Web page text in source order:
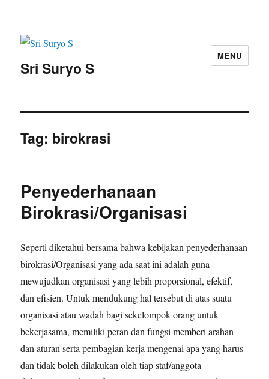
Sri Suryo S
MENU
Tag: birokrasi
Penyederhanaan
Birokrasi/Organisasi
Seperti diketahui bersama bahwa kebijakan penyederhanaan
birokrasi/Organisasi yang ada saat ini adalah guna
mewujudkan organisasi yang lebih proporsional, efektif,
dan efisien. Untuk mendukung hal tersebut di atas suatu
organisasi atau wadah bagi sekelompok orang untuk
bekerjasama, memiliki peran dan fungsi memberi arahan
dan aturan serta pembagian kerja mengenai apa yang harus
dan tidak boleh dilakukan oleh tiap staf/anggota